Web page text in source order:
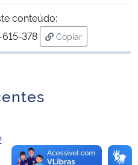
conteúdo:
378
Copiar
para área de